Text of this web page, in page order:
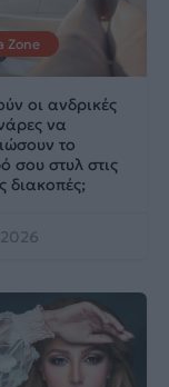
Zone
οι ανδρικές
να
το
σου στυλ στις
διακοπές;